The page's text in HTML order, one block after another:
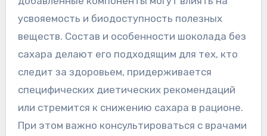
усвояемость и биодоступность полезных
веществ. Состав и особенности шоколада без
сахара делают его подходящим для тех, кто
следит за здоровьем, придерживается
специфических диетических рекомендаций
или стремится к снижению сахара в рационе.
При этом важно консультироваться с врачами